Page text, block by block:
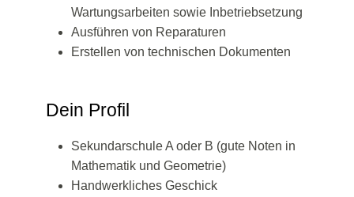
Wartungsarbeiten sowie Inbetriebsetzung
Ausführen von Reparaturen
Erstellen von technischen Dokumenten
Dein Profil
Sekundarschule A oder B (gute Noten in
Mathematik und Geometrie)
Handwerkliches Geschick